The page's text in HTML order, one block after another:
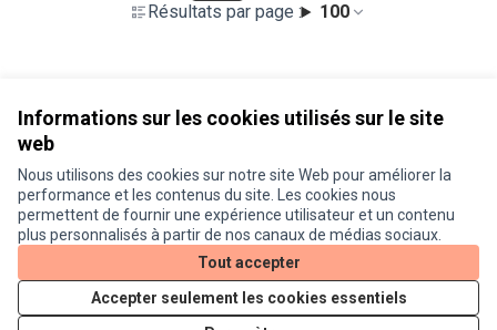
Informations sur les cookies utilisés sur le site
web
Nous utilisons des cookies sur notre site Web pour améliorer la
performance et les contenus du site. Les cookies nous
permettent de fournir une expérience utilisateur et un contenu
plus personnalisés à partir de nos canaux de médias sociaux.
Tout accepter
Accepter seulement les cookies essentiels
Résultats par page : 100
Conditions d'utilisation
Paramètres des cookies
Je participe ! sur X
(Lien externe)
Je participe ! sur Facebook
Je participe ! sur Instagram
Licence
(Lien